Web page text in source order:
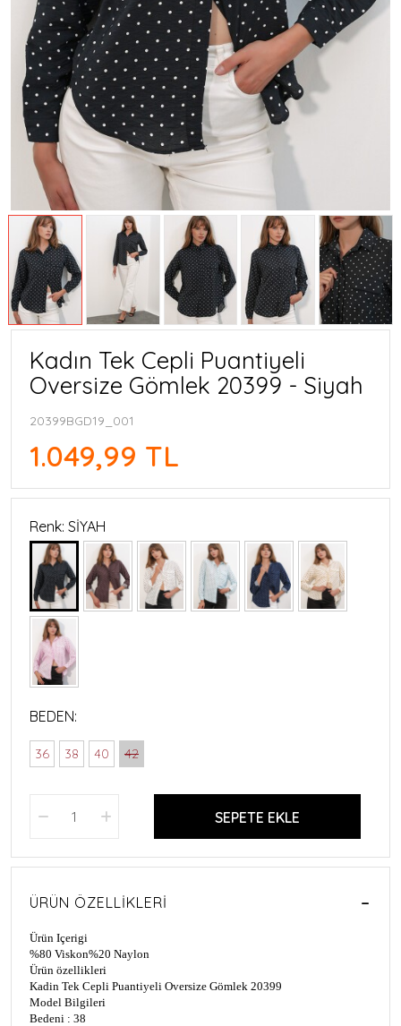
Kadın Tek Cepli Puantiyeli
Oversize Gömlek 20399 - Siyah
20399BGD19_001
1.049,99 TL
Renk: SİYAH
BEDEN:
36 38 40 42
SEPETE EKLE
ÜRÜN ÖZELLIKLERI
Ürün Içerigi
%80 Viskon%20 Naylon
Ürün özellikleri
Kadin Tek Cepli Puantiyeli Oversize Gömlek 20399
Model Bilgileri
Bedeni : 38